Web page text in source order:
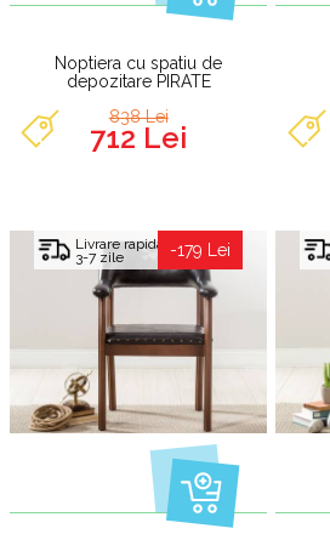
Noptiera cu spatiu de
depozitare PIRATE
838 Lei
712 Lei
Livrare rapida
3-7 zile -179 Lei